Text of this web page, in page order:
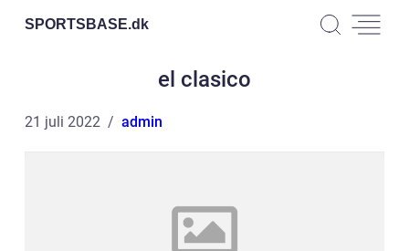
SPORTSBASE.dk
el clasico
21 juli 2022 admin